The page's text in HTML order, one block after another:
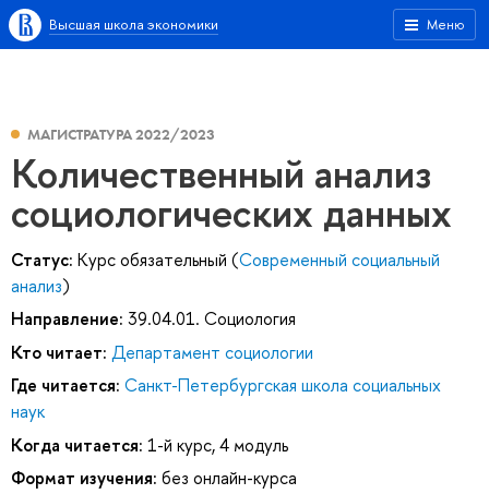
Меню
Высшая школа экономики
МАГИСТРАТУРА 2022/2023
Количественный анализ
социологических данных
Статус: Курс обязательный (Современный социальный
анализ)
Направление: 39.04.01. Социология
Кто читает: Департамент социологии
Где читается: Санкт-Петербургская школа социальных
наук
Когда читается: 1-й курс, 4 модуль
Формат изучения: без онлайн-курса